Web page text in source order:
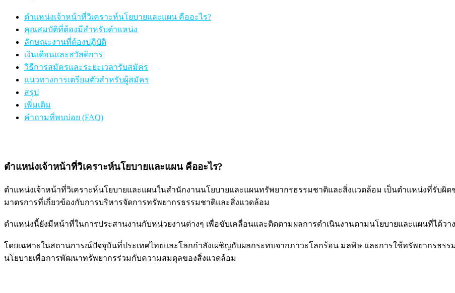
ตำแหน่งเจ้าหน้าที่วิเคราะห์นโยบายและแผน คืออะไร?
คุณสมบัติที่ต้องมีสำหรับตำแหน่ง
ลักษณะงานที่ต้องปฏิบัติ
เงินเดือนและสวัสดิการ
วิธีการสมัครและระยะเวลารับสมัคร
แนวทางการเตรียมตัวสำหรับผู้สมัคร
สรุป
เพิ่มเติม
คำถามที่พบบ่อย (FAQ)
ตำแหน่งเจ้าหน้าที่วิเคราะห์นโยบายและแผน คืออะไร?
ตำแหน่งเจ้าหน้าที่วิเคราะห์นโยบายและแผนในสำนักงานนโยบายและแผนทรัพยากรธรรมชาติและสิ่งแวดล้อม เป็นตำแหน่งที่รับผิ
มาตรการที่เกี่ยวข้องกับการบริหารจัดการทรัพยากรธรรมชาติและสิ่งแวดล้อม
ตำแหน่งนี้ยังมีหน้าที่ในการประสานงานกับหน่วยงานต่างๆ เพื่อขับเคลื่อนและติดตามผลการดำเนินงานตามนโยบายและแผนที่ได้วา
โดยเฉพาะในสถานการณ์ปัจจุบันที่ประเทศไทยและโลกกำลังเผชิญกับผลกระทบจากภาวะโลกร้อน มลพิษ และการใช้ทรัพยากรธร
นโยบายเพื่อการพัฒนาทรัพยากรร่วมกับความสมดุลของสิ่งแวดล้อม